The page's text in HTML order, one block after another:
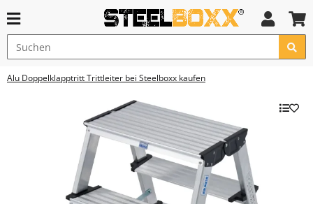
Alu Doppelklapptritt Trittleiter bei Steelboxx kaufen